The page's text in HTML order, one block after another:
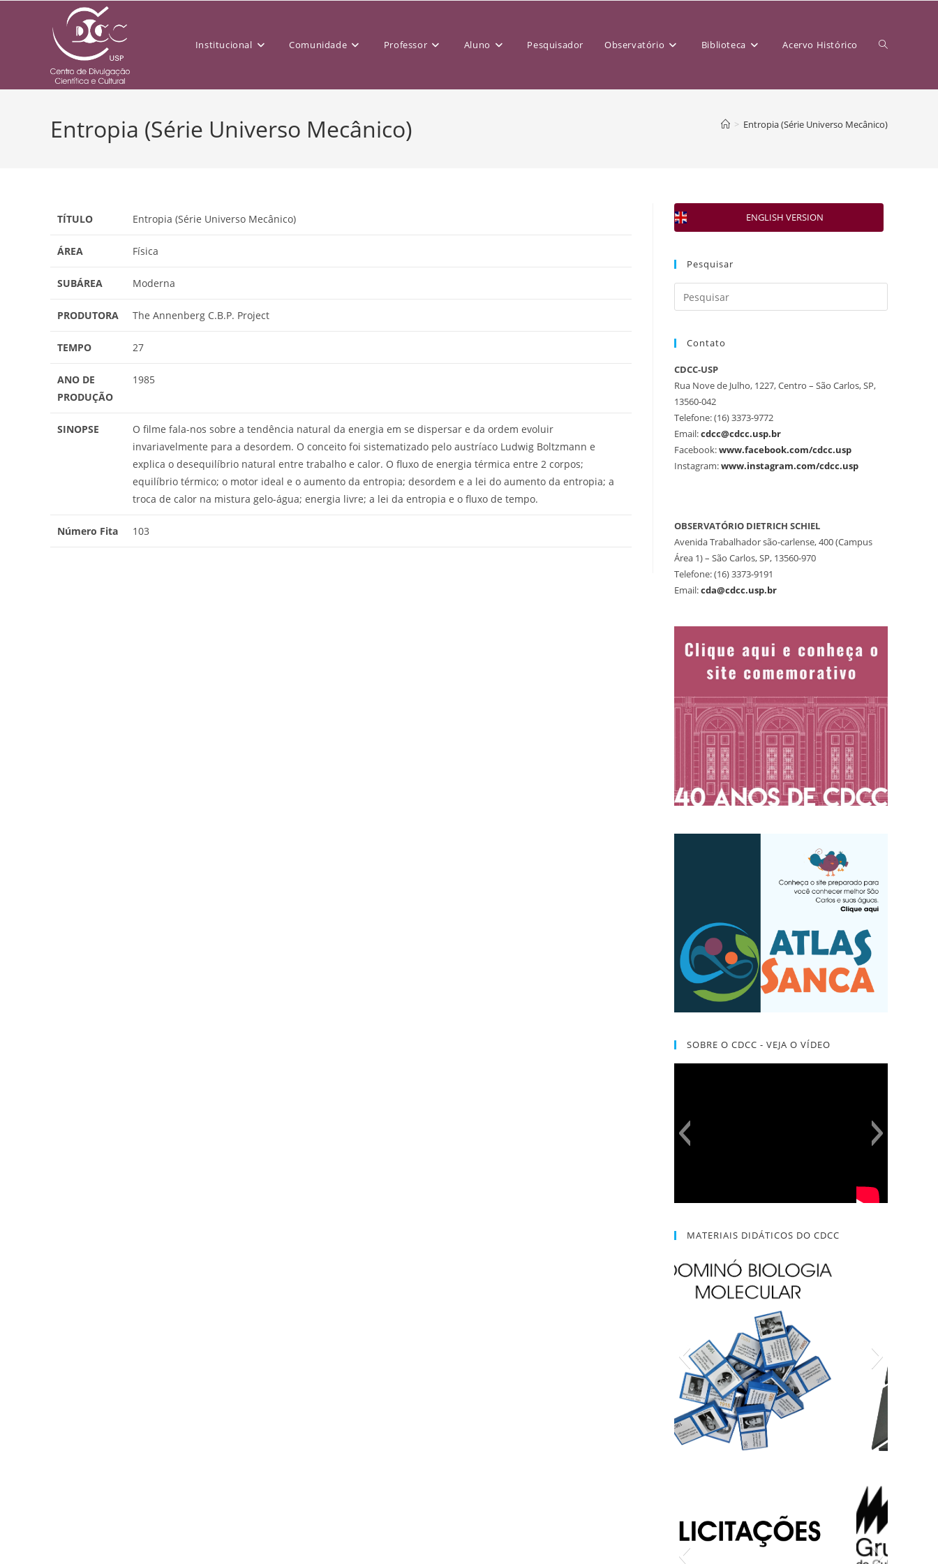
Institucional Comunidade Professor Aluno Pesquisador Observatório Biblioteca Acervo Histórico
Entropia (Série Universo Mecânico) > Entropia (Série Universo Mecânico)
TÍTULO Entropia (Série Universo Mecânico)
ÁREA Física
SUBÁREA Moderna
PRODUTORA The Annenberg C.B.P. Project
TEMPO 27
ANO DE
PRODUÇÃO
1985
SINOPSE
O filme fala-nos sobre a tendência natural da energia em se dispersar e da ordem evoluir
invariavelmente para a desordem. O conceito foi sistematizado pelo austríaco Ludwig Boltzmann e
explica o desequilíbrio natural entre trabalho e calor. O fluxo de energia térmica entre 2 corpos;
equilíbrio térmico; o motor ideal e o aumento da entropia; desordem e a lei do aumento da entropia; a
troca de calor na mistura gelo-água; energia livre; a lei da entropia e o fluxo de tempo.
Número Fita 103
ENGLISH VERSION
Pesquisar
Contato
CDCC-USP
Rua Nove de Julho, 1227, Centro – São Carlos, SP,
13560-042
Telefone: (16) 3373-9772
Email:cdcc@cdcc.usp.br
Facebook:www.facebook.com/cdcc.usp
Instagram:www.instagram.com/cdcc.usp
OBSERVATÓRIO DIETRICH SCHIEL
Avenida Trabalhador são-carlense, 400 (Campus
Área 1) – São Carlos, SP, 13560-970
Telefone: (16) 3373-9191
Email:cda@cdcc.usp.br
SOBRE O CDCC - VEJA O VÍDEO
MATERIAIS DIDÁTICOS DO CDCC